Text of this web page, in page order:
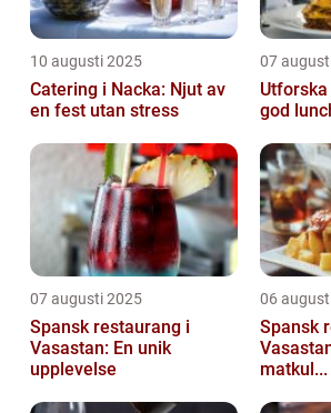
10 augusti 2025
Catering i Nacka: Njut av
en fest utan stress
07
god
07 augusti 2025
Spansk restaurang i
Vasastan: En unik
upplevelse
06
Spansk
matkul...